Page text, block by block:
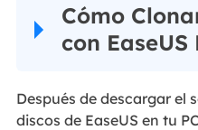
Cómo
con
Después de descargar el
discos de EaseUS en tu